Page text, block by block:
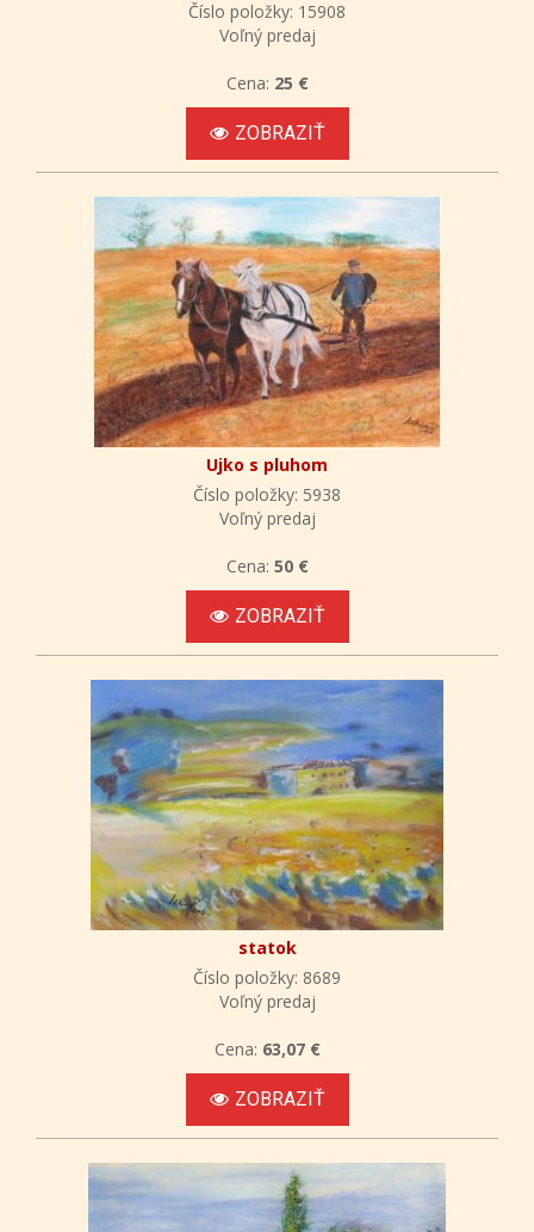
Číslo položky: 15908
Voľný predaj
Cena: 25 €
ZOBRAZIŤ
Ujko s pluhom
Číslo položky: 5938
Voľný predaj
Cena: 50 €
ZOBRAZIŤ
statok
Číslo položky: 8689
Voľný predaj
Cena: 63,07 €
ZOBRAZIŤ